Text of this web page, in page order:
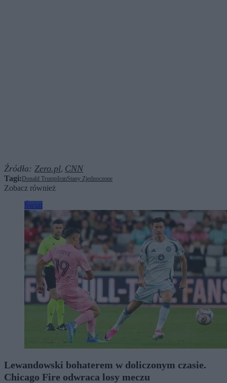
Źródła: Zero.pl, CNN
Tagi:Donald TrumpIranStany Zjednoczone
Zobacz również
Lewandowski bohaterem w doliczonym czasie.
Chicago Fire odwraca losy meczu